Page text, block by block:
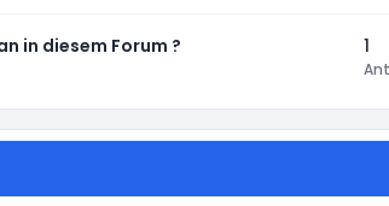
in diesem Forum ? 1